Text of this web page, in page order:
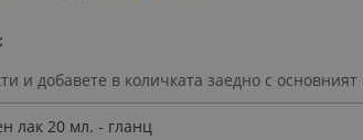
и добавете в количката заедно с основният
лак 20 мл. - гланц